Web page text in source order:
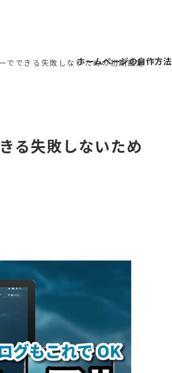
ホームページの自作方法
でできる失敗しないための初期設定
る失敗しないため